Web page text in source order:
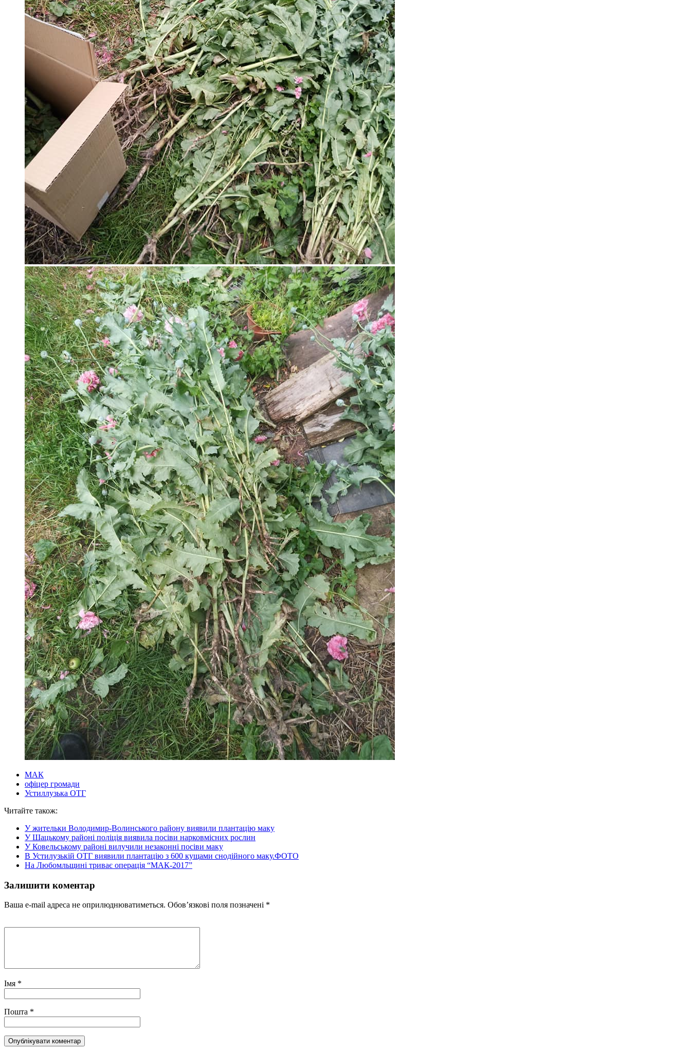
МАК
офіцер громади
Устиллузька ОТГ
Читайте також:
У жительки Володимир-Волинського району виявили плантацію маку
У Шацькому районі поліція виявила посіви нарковмісних рослин
У Ковельському районі вилучили незаконні посіви маку
В Устилузькій ОТГ виявили плантацію з 600 кущами снодійного маку.ФОТО
На Любомльщині триває операція “МАК-2017”
Залишити коментар
Ваша e-mail адреса не оприлюднюватиметься. Обов’язкові поля позначені *
Імя *
Пошта *